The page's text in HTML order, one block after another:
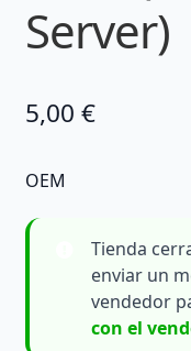
Server)
5,00 €
OEM
Tienda
enviar un
vendedor
con el